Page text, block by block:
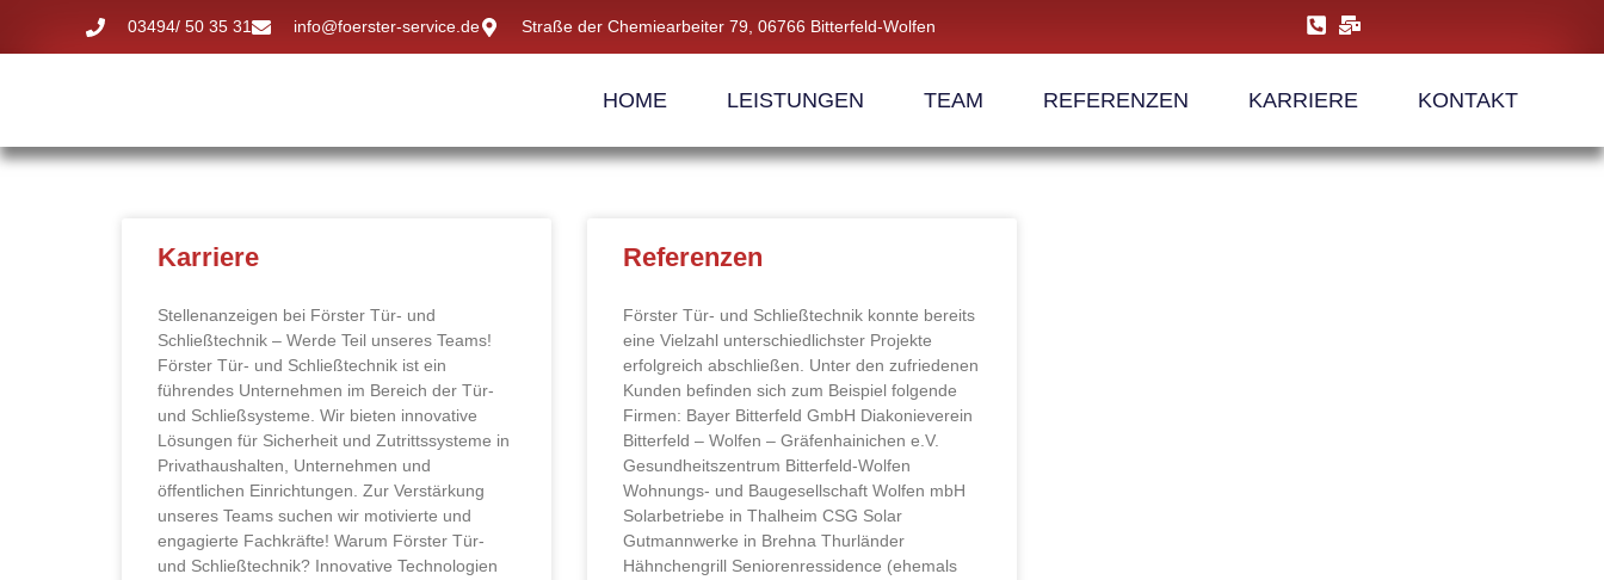
03494/ 50 35 31 info@foerster-service.de Straße der Chemiearbeiter 79, 06766 Bitterfeld-Wolfen
HOME LEISTUNGEN TEAM REFERENZEN KARRIERE KONTAKT
Karriere
Stellenanzeigen bei Förster Tür- und
Schließtechnik – Werde Teil unseres Teams!
Förster Tür- und Schließtechnik ist ein
führendes Unternehmen im Bereich der Tür-
und Schließsysteme. Wir bieten innovative
Lösungen für Sicherheit und Zutrittssysteme in
Privathaushalten, Unternehmen und
öffentlichen Einrichtungen. Zur Verstärkung
unseres Teams suchen wir motivierte und
engagierte Fachkräfte! Warum Förster Tür-
und Schließtechnik? Innovative Technologien
Referenzen
Förster Tür- und Schließtechnik konnte bereits
eine Vielzahl unterschiedlichster Projekte
erfolgreich abschließen. Unter den zufriedenen
Kunden befinden sich zum Beispiel folgende
Firmen: Bayer Bitterfeld GmbH Diakonieverein
Bitterfeld – Wolfen – Gräfenhainichen e.V.
Gesundheitszentrum Bitterfeld-Wolfen
Wohnungs- und Baugesellschaft Wolfen mbH
Solarbetriebe in Thalheim CSG Solar
Gutmannwerke in Brehna Thurländer
Hähnchengrill Seniorenressidence (ehemals